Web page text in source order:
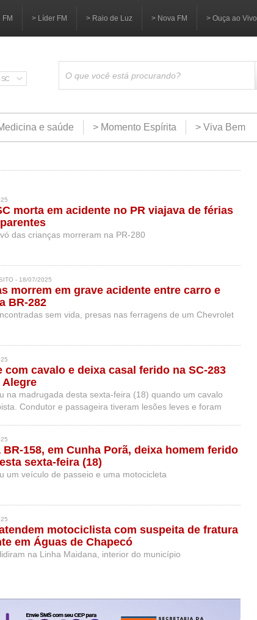
FM > Líder FM > Raio de Luz > Nova FM > Ouça ao Vivo
SC
e saúde > Momento Espírita > Viva Bem
morta em acidente no PR viajava de férias
das crianças morreram na PR-280
- 18/07/2025
morrem em grave acidente entre carro e
BR-282
sem vida, presas nas ferragens de um Chevrolet
com cavalo e deixa casal ferido na SC-283
Alegre
na madrugada desta sexta-feira (18) quando um cavalo
Condutor e passageira tiveram lesões leves e foram
158, em Cunha Porã, deixa homem ferido
sexta-feira (18)
um veículo de passeio e uma motocicleta
motociclista com suspeita de fratura
em Águas de Chapecó
na Linha Maidana, interior do município